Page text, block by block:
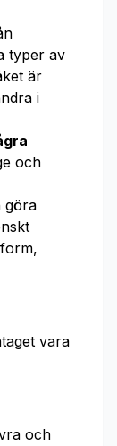
typer av
är
i
och
göra
vara
och